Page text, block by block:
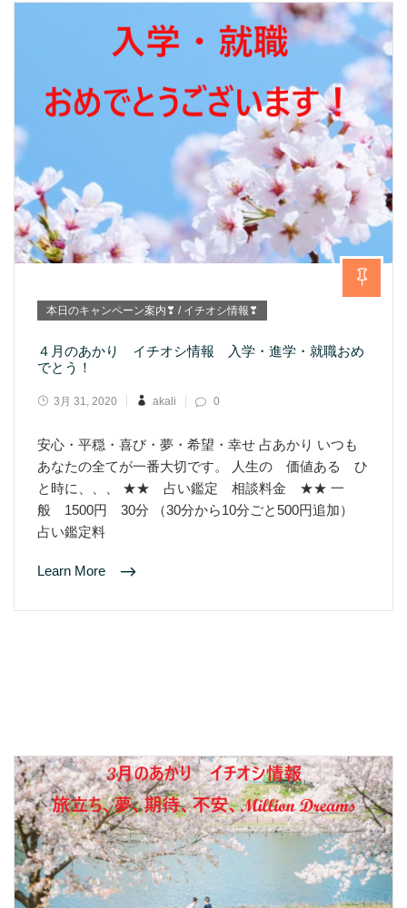
本日のキャンペーン案内❣ / イチオシ情報❣
４月のあかり イチオシ情報 入学・進学・就職おめ
でとう！
3月 31, 2020 akali 0
安心・平穏・喜び・夢・希望・幸せ 占あかり いつも
あなたの全てが一番大切です。 人生の 価値ある ひ
と時に、、、 ★★ 占い鑑定 相談料金 ★★ 一
般 1500円 30分 （30分から10分ごと500円追加）
占い鑑定料
Learn More